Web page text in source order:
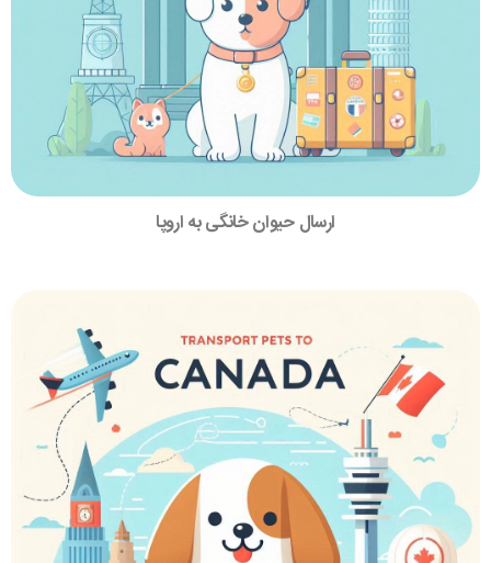
ارسال حیوان خانگی به اروپا